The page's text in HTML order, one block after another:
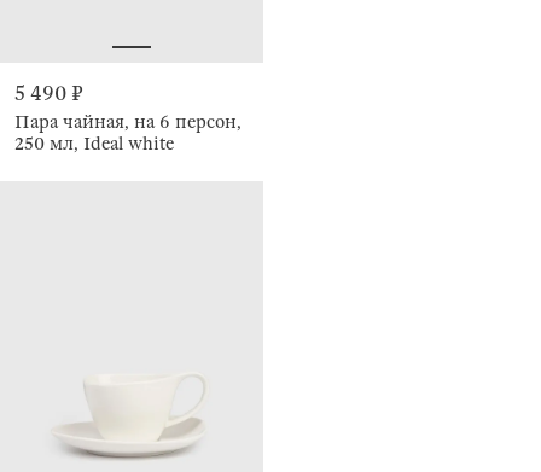
5 490 ₽
Пара чайная, на 6 персон,
250 мл, Ideal white